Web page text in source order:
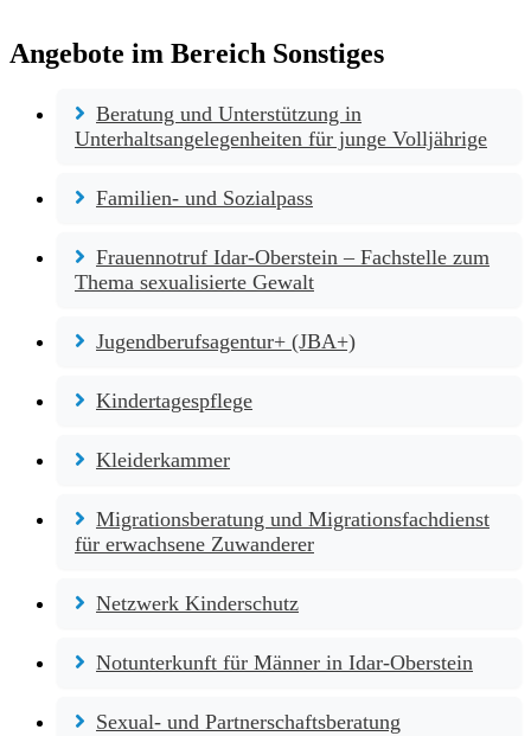
Angebote im Bereich Sonstiges
Beratung und Unterstützung in
Unterhaltsangelegenheiten für junge Volljährige
Familien- und Sozialpass
Frauennotruf Idar-Oberstein – Fachstelle zum
Thema sexualisierte Gewalt
Jugendberufsagentur+ (JBA+)
Kindertagespflege
Kleiderkammer
Migrationsberatung und Migrationsfachdienst
für erwachsene Zuwanderer
Netzwerk Kinderschutz
Notunterkunft für Männer in Idar-Oberstein
Sexual- und Partnerschaftsberatung